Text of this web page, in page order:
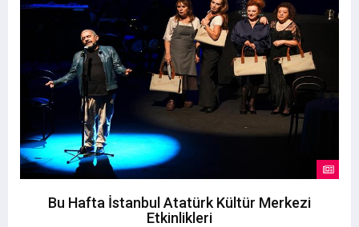
Bu Hafta İstanbul Atatürk Kültür Merkezi
Etkinlikleri